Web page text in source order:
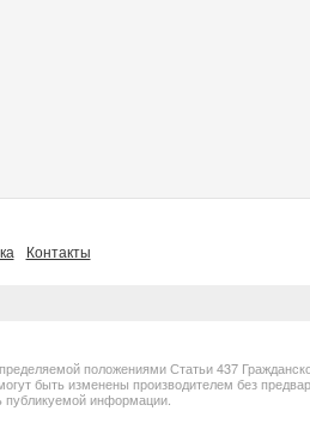
Контакты
положениями Статьи 437
быть изменены производителем без
публикуемой информации.